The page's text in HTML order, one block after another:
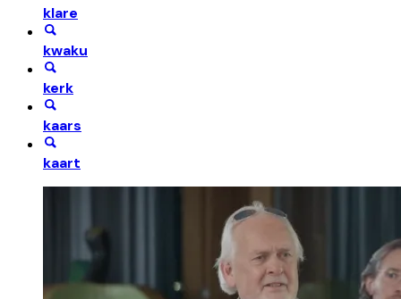
klare
kwaku
kerk
kaars
kaart